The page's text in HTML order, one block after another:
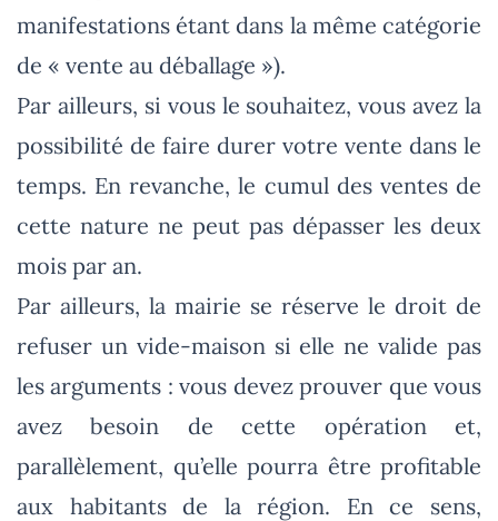
manifestations étant dans la même catégorie
de « vente au déballage »).
Par ailleurs, si vous le souhaitez, vous avez la
possibilité de faire durer votre vente dans le
temps. En revanche, le cumul des ventes de
cette nature ne peut pas dépasser les deux
mois par an.
Par ailleurs, la mairie se réserve le droit de
refuser un vide-maison si elle ne valide pas
les arguments : vous devez prouver que vous
avez besoin de cette opération et,
parallèlement, qu’elle pourra être profitable
aux habitants de la région. En ce sens,